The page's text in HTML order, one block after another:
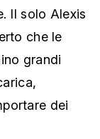
Il solo Alexis
che le
grandi
dei